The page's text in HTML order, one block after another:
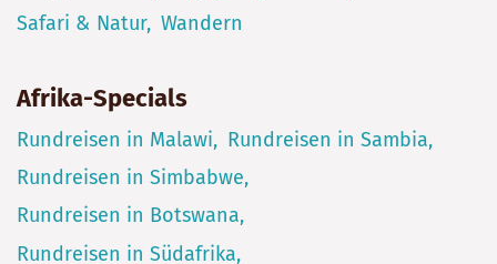
Safari & Natur Wandern
Afrika-Specials
Rundreisen in Malawi
Rundreisen in Sambia
Rundreisen in Simbabwe
Rundreisen in Botswana
Rundreisen in Südafrika